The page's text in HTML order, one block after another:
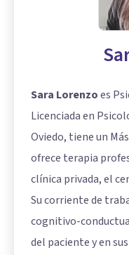
Sara Lorenzoes
Licenciada en
Oviedo, tiene un
ofrece terapia
clínica privada, el
Su corriente de
cognitivo-
del paciente y en